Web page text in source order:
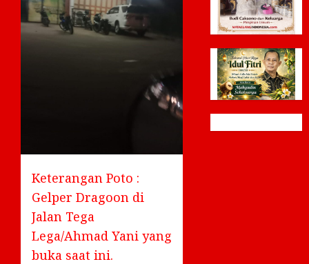
Keterangan Poto :
Gelper Dragoon di
Jalan Tega
Lega/Ahmad Yani yang
buka saat ini.